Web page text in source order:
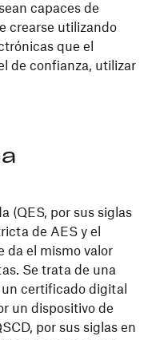
capaces de
crearse utilizando
que el
de confianza, utilizar
(QES, por sus siglas
de AES y el
da el mismo valor
Se trata de una
certificado digital
un dispositivo de
por sus siglas en